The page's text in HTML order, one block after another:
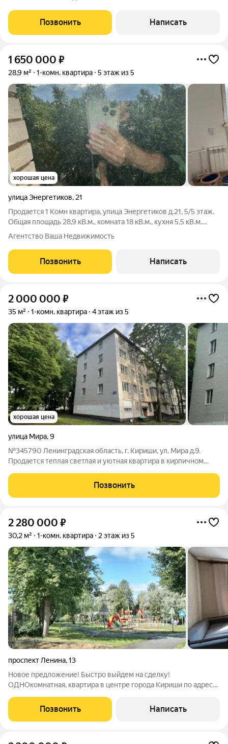
вся мебель на фото. пр. Ленина д. 6. 2 взрослых собственника
более 5
Позвонить Написать
1 650 000 ₽
28,9 м² 1-комн. квартира 5 этаж из 5
хорошая цена
улица Энергетиков, 21
Продается 1 Комн квартира, улица Энергетиков д.21, 5/5 этаж.
Общая площадь 28,9 кВ.м., комната 18 кВ.м., кухня 5,5 кВ.м.
Санузел совмещен, стоят стеклопакеты, заменены радиаторы
отопления. Есть французский балкончик. В квартире начат
ремонт. Прямая
Агентство Ваша Недвижимость
Позвонить Написать
2 000 000 ₽
35 м² 1-комн. квартира 4 этаж из 5
хорошая цена
улица Мира,9
№345790 Ленинградская область, г. Кириши, ул. Мира д.9.
Продается теплая светлая и уютная квартира в кирпичном
комната-19,5 м, уютная кухня-5,6 м, сан.узел-3,1 м и
балкон-0,9м. Вся инфраструктура в
Позвонить
2 280 000 ₽
30,2 м² 1-комн. квартира 2 этаж из 5
проспект Ленина,13
Новое предложение! Быстро выйдем на сделку!
ОДНОкомнатная, квартира в центре города Кириши по адресу
постройки, комфортный ВТОРОЙ этаж, светлая, не угловая,
общая площадь квартиры 30, 2 кв. м,
Позвонить Написать